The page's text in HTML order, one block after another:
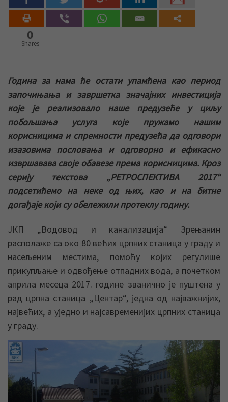
0
Shares
Година за нама ће остати упамћена као период
започињања и завршетка значајних инвестиција
које је реализовало наше предузеће у циљу
побољшања услуга које пружамо нашим
корисницима и спремности предузећа да одговори
изазовима пословања и одговорно и ефикасно
извршавава своје обавезе према корисницима. Кроз
серију текстова „РЕТРОСПЕКТИВА 2017“
подсетићемо на неке од њих, као и на битне
догађаје који су обележили протеклу годину.
ЈКП „Водовод и канализација“ Зрењанин
располаже са око 80 већих црпних станица у граду и
насељеним местима, помоћу којих регулише
прикупљање и одвођење отпадних вода, а почетком
априла месеца 2017. године званично је пуштена у
рад црпна станица „Центар“, једна од најважнијих,
највећих, а уједно и најсавременијих црпних станица
у граду.